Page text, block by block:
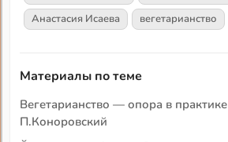
Анастасия Исаева
вегетарианство
Материалы по теме
Вегетарианство — опора в
П.Коноровский